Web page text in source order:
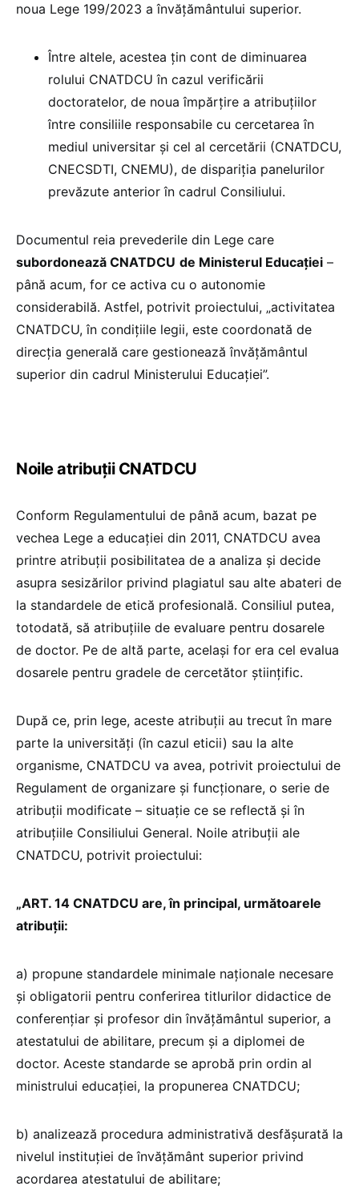
noua Lege 199/2023 a învățământului superior.
Între altele, acestea țin cont de diminuarea
rolului CNATDCU în cazul verificării
doctoratelor, de noua împărțire a atribuțiilor
între consiliile responsabile cu cercetarea în
mediul universitar și cel al cercetării (CNATDCU,
CNECSDTI, CNEMU), de dispariția panelurilor
prevăzute anterior în cadrul Consiliului.
Documentul reia prevederile din Lege care
subordonează CNATDCU de Ministerul Educației –
până acum, for ce activa cu o autonomie
considerabilă. Astfel, potrivit proiectului, „activitatea
CNATDCU, în condiţiile legii, este coordonată de
direcția generală care gestionează învățământul
superior din cadrul Ministerului Educației”.
Noile atribuții CNATDCU
Conform Regulamentului de până acum, bazat pe
vechea Lege a educației din 2011, CNATDCU avea
printre atribuții posibilitatea de a analiza și decide
asupra sesizărilor privind plagiatul sau alte abateri de
la standardele de etică profesională. Consiliul putea,
totodată, să atribuțiile de evaluare pentru dosarele
de doctor. Pe de altă parte, același for era cel evalua
dosarele pentru gradele de cercetător științific.
După ce, prin lege, aceste atribuții au trecut în mare
parte la universități (în cazul eticii) sau la alte
organisme, CNATDCU va avea, potrivit proiectului de
Regulament de organizare și funcționare, o serie de
atribuții modificate – situație ce se reflectă și în
atribuțiile Consiliului General. Noile atribuții ale
CNATDCU, potrivit proiectului:
„ART. 14 CNATDCU are, în principal, următoarele
atribuţii:
a) propune standardele minimale naţionale necesare
şi obligatorii pentru conferirea titlurilor didactice de
conferenţiar şi profesor din învăţământul superior, a
atestatului de abilitare, precum şi a diplomei de
doctor. Aceste standarde se aprobă prin ordin al
ministrului educaţiei, la propunerea CNATDCU;
b) analizează procedura administrativă desfăşurată la
nivelul instituţiei de învăţământ superior privind
acordarea atestatului de abilitare;